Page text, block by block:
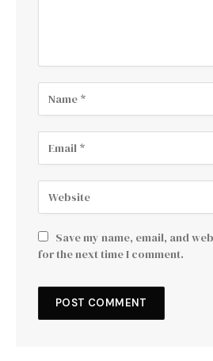
Save my name, email, and
for the next time I comment.